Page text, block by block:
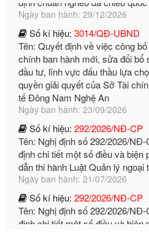
Số kí hiệu:3014/QĐ-UBND
Tên: Quyết định về việc công bố
chính ban hành mới, sửa đổi bổ
đầu tư, lĩnh vực đấu thầu lựa
quyền giải quyết của Sở Tài
tế Đông Nam Nghệ An
Ngày ban hành: 23/09/2026
Số kí hiệu: 292/2026/NĐ-CP
Tên: Nghị định số 292/2026/NĐ-
định chi tiết một số điều và biện
dẫn thi hành Luật Quản lý ngoại
Ngày ban hành: 21/07/2026
Số kí hiệu:292/2026/NĐ-CP
Tên: Nghị định số 292/2026/NĐ-
định chi tiết một số điều và biện
dẫn thi hành Luật Quản lý ngoại
Ngày ban hành: 21/07/2026